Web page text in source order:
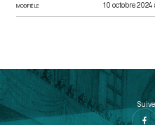
MODIFIÉ LE 10 octobre 2024